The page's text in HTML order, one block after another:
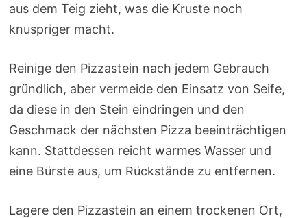
aus dem Teig zieht, was die Kruste noch
knuspriger macht.
Reinige den Pizzastein nach jedem Gebrauch
gründlich, aber vermeide den Einsatz von Seife,
da diese in den Stein eindringen und den
Geschmack der nächsten Pizza beeinträchtigen
kann. Stattdessen reicht warmes Wasser und
eine Bürste aus, um Rückstände zu entfernen.
Lagere den Pizzastein an einem trockenen Ort,